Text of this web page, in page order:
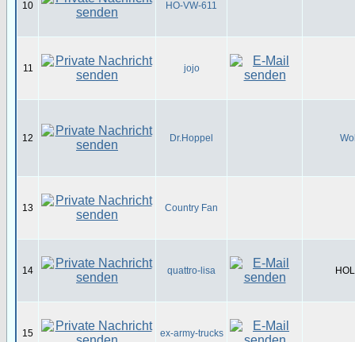
10 HO-VW-611
11 jojo
12 Dr.Hoppel
13 Country Fan
14 quattro-lisa
15 ex-army-trucks